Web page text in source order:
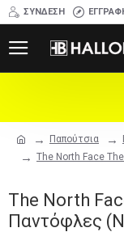
ΣΎΝΔΕΣΗ
Παπούτσια
The North Face
The North
Παντόφλες